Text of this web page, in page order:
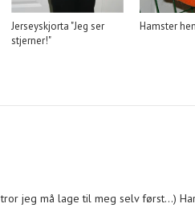
Jerseyskjorta "Jeg ser
stjerner!"
Hamster
jeg må lage til meg selv først...)